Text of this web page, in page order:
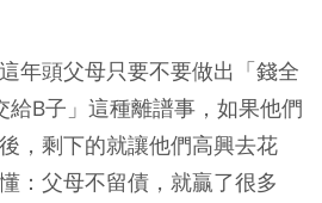
年頭父母只要不要做出「錢全
給B子」這種離譜事，如果他們
，剩下的就讓他們高興去花
：父母不留債，就贏了很多